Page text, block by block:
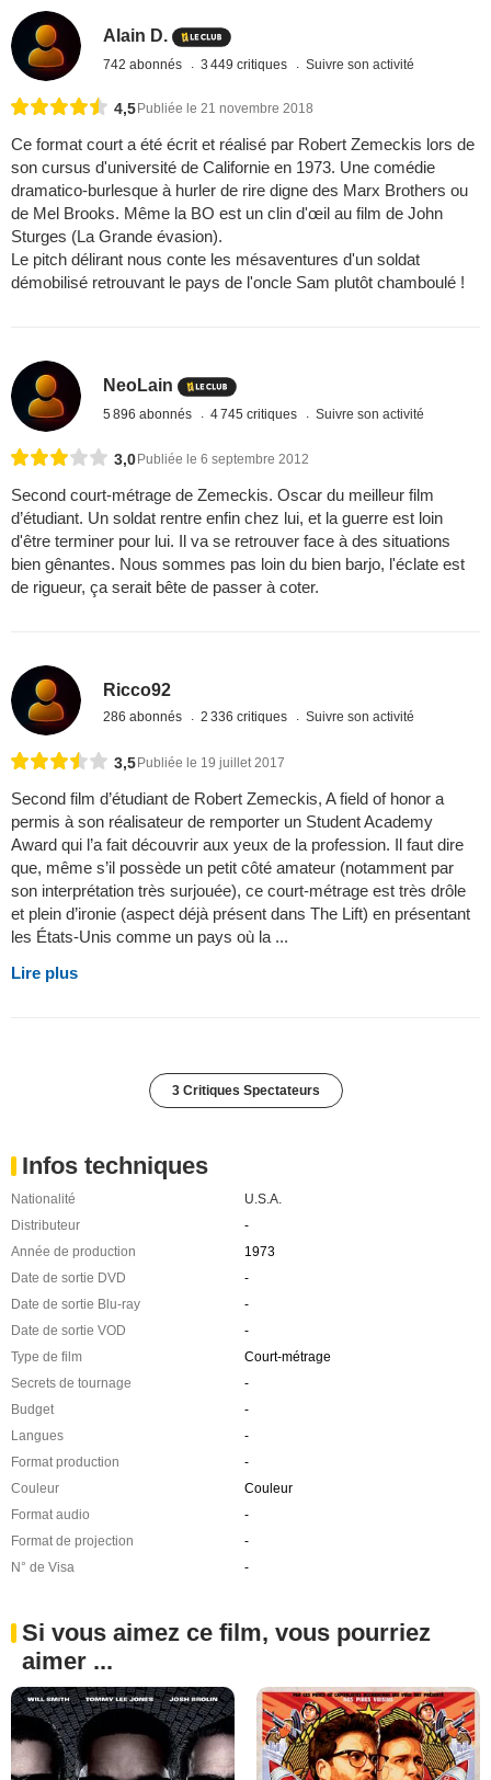
Alain D.
742 abonnés 3 449 critiques Suivre son activité
4,5 Publiée le 21 novembre 2018
Ce format court a été écrit et réalisé par Robert Zemeckis lors de
son cursus d'université de Californie en 1973. Une comédie
dramatico-burlesque à hurler de rire digne des Marx Brothers ou
de Mel Brooks. Même la BO est un clin d'œil au film de John
Sturges (La Grande évasion).
Le pitch délirant nous conte les mésaventures d'un soldat
démobilisé retrouvant le pays de l'oncle Sam plutôt chamboulé !
NeoLain
5 896 abonnés 4 745 critiques Suivre son activité
3,0Publiée le 6 septembre 2012
Second court-métrage de Zemeckis. Oscar du meilleur film
d’étudiant. Un soldat rentre enfin chez lui, et la guerre est loin
d'être terminer pour lui. Il va se retrouver face à des situations
bien gênantes. Nous sommes pas loin du bien barjo, l'éclate est
de rigueur, ça serait bête de passer à coter.
Ricco92
286 abonnés 2 336 critiques Suivre son activité
3,5Publiée le 19 juillet 2017
Second film d’étudiant de Robert Zemeckis, A field of honor a
permis à son réalisateur de remporter un Student Academy
Award qui l’a fait découvrir aux yeux de la profession. Il faut dire
que, même s’il possède un petit côté amateur (notamment par
son interprétation très surjouée), ce court-métrage est très drôle
et plein d’ironie (aspect déjà présent dans The Lift) en présentant
les États-Unis comme un pays où la ...
Lire plus
3 Critiques Spectateurs
Infos techniques
Nationalité
U.S.A.
Distributeur
-
Année de production
1973
Date de sortie DVD
-
Date de sortie Blu-ray
-
Date de sortie VOD
-
Type de film
Court-métrage
Secrets de tournage
-
Budget
-
Langues
-
Format production
-
Couleur
Couleur
Format audio
-
Format de projection
-
N° de Visa
-
Si vous aimez ce film, vous pourriez
aimer ...